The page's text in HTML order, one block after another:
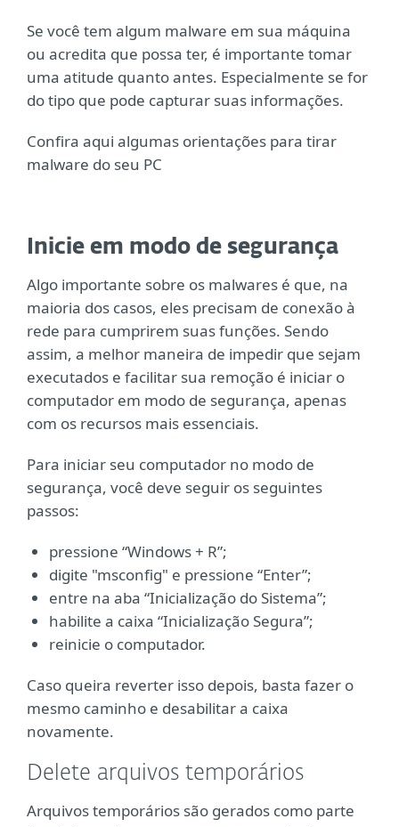
Se você tem algum malware em sua máquina
ou acredita que possa ter, é importante tomar
uma atitude quanto antes. Especialmente se for
do tipo que pode capturar suas informações.
Confira aqui algumas orientações para tirar
malware do seu PC
Inicie em modo de segurança
Algo importante sobre os malwares é que, na
maioria dos casos, eles precisam de conexão à
rede para cumprirem suas funções. Sendo
assim, a melhor maneira de impedir que sejam
executados e facilitar sua remoção é iniciar o
computador em modo de segurança, apenas
com os recursos mais essenciais.
Para iniciar seu computador no modo de
segurança, você deve seguir os seguintes
passos:
pressione “Windows + R”;
digite "msconfig" e pressione “Enter”;
entre na aba “Inicialização do Sistema”;
habilite a caixa “Inicialização Segura”;
reinicie o computador.
Caso queira reverter isso depois, basta fazer o
mesmo caminho e desabilitar a caixa
novamente.
Delete arquivos temporários
Arquivos temporários são gerados como parte